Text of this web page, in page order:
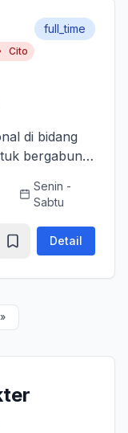
Cito
full_time
di bidang
bergabung
layanan
Senin -
Sabtu
Detail